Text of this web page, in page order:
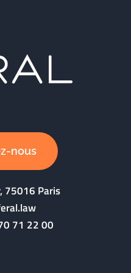
nous
75016 Paris
71 22 00